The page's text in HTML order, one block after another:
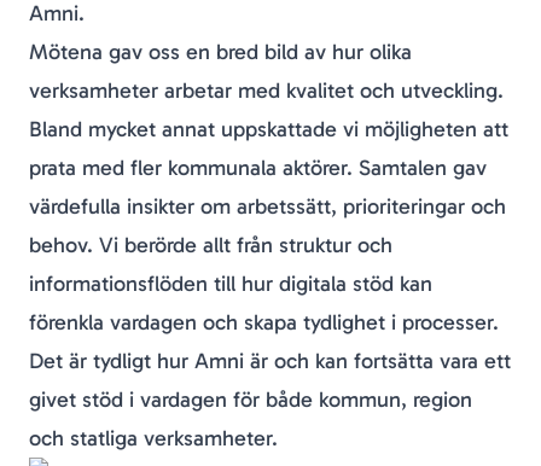
Amni.
Mötena gav oss en bred bild av hur olika
verksamheter arbetar med kvalitet och utveckling.
Bland mycket annat uppskattade vi möjligheten att
prata med fler kommunala aktörer. Samtalen gav
värdefulla insikter om arbetssätt, prioriteringar och
behov. Vi berörde allt från struktur och
informationsflöden till hur digitala stöd kan
förenkla vardagen och skapa tydlighet i processer.
Det är tydligt hur Amni är och kan fortsätta vara ett
givet stöd i vardagen för både kommun, region
och statliga verksamheter.